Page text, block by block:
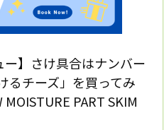
ー】さけ具合はナンバー
るチーズ」を買ってみ
PART SKIM